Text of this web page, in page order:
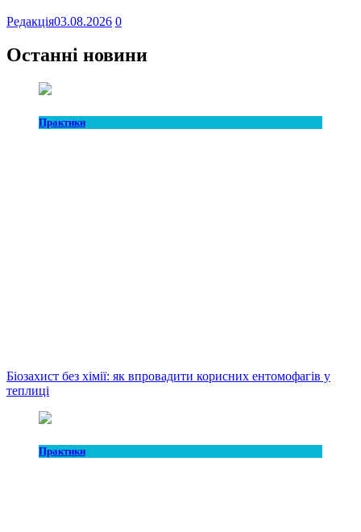
Редакція03.08.2026 0
Останні новини
Практики
Біозахист без хімії: як впровадити корисних ентомофагів у
теплиці
Практики